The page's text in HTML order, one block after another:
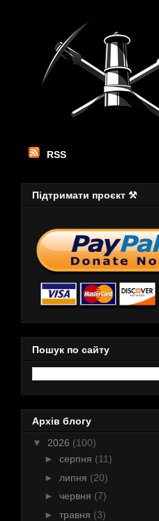
RSS
Підтримати проєкт ⚒
Пошук по сайту
Архів блогу
▼ 2026 (100)
► серпня (11)
► липня (20)
► червня (7)
► травня (3)